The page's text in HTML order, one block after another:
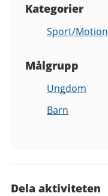
Kategorier
Sport/Motion
Målgrupp
Ungdom
Barn
Dela aktiviteten